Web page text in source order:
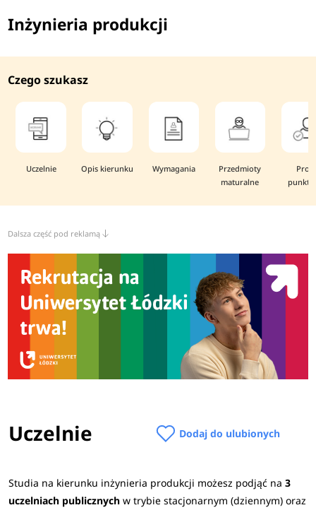
Inżynieria produkcji
Czego szukasz
Uczelnie Opis kierunku Wymagania
Przedmioty
maturalne
Dalsza część pod reklamą
Uczelnie Dodaj do ulubionych
Studia na kierunku inżynieria produkcji możesz podjąć na 3
uczelniach publicznychw trybie stacjonarnym (dziennym) oraz